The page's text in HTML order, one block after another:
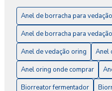
para Seu Projeto
Anel de Borracha para
Anel de Vedação O-Ring: A
Impermeabilização e
Anel de Vedação O-Ring:
Anel de borracha para vedação
Anel de borracha para
Anel de vedação oring
Anel
Anel oring onde comprar
Biorreator fermentador